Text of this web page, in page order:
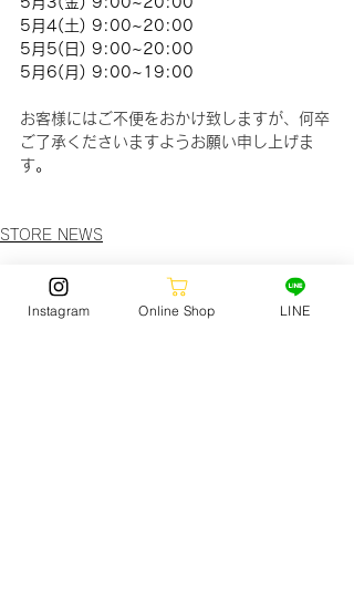
5月4(土) 9:00~20:00
5月5(日) 9:00~20:00
5月6(月) 9:00~19:00
お客様にはご不便をおかけ致しますが、何卒
ご了承くださいますようお願い申し上げま
す。
STORE NEWS
Instagram Online Shop LINE